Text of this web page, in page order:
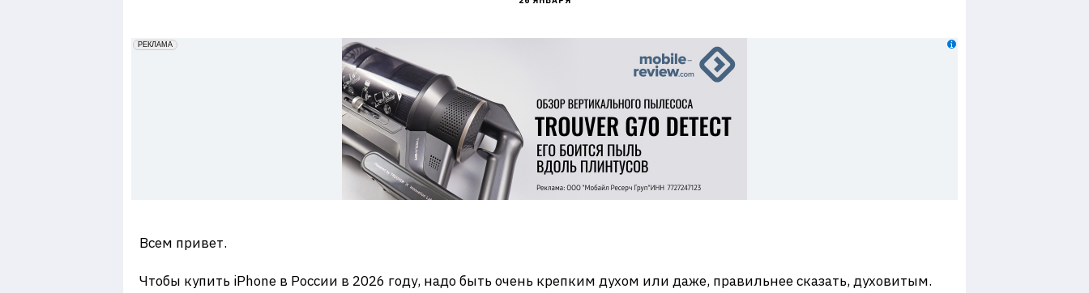
erid: 2VfnxxmNzs5
РЕКЛАМА
Всем привет.
Чтобы купить iPhone в России в 2026 году, надо быть очень крепким духом или даже, правильнее сказать, духовитым.